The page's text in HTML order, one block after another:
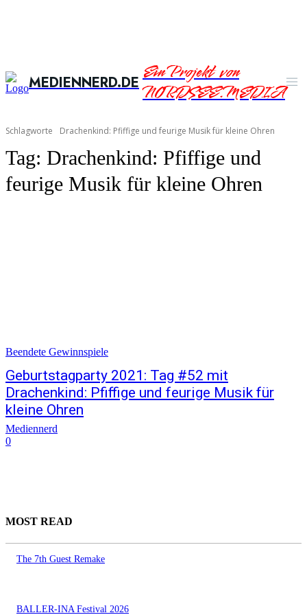
MEDIENNERD.DEEin Projekt von
NORDSEE.MEDIA
Schlagworte Drachenkind: Pfiffige und feurige Musik für kleine Ohren
Tag: Drachenkind: Pfiffige und
feurige Musik für kleine Ohren
Beendete Gewinnspiele
Geburtstagparty 2021: Tag #52 mit
Drachenkind: Pfiffige und feurige Musik für
kleine Ohren
Mediennerd
0
MOST READ
The 7th Guest Remake
BALLER-INA Festival 2026